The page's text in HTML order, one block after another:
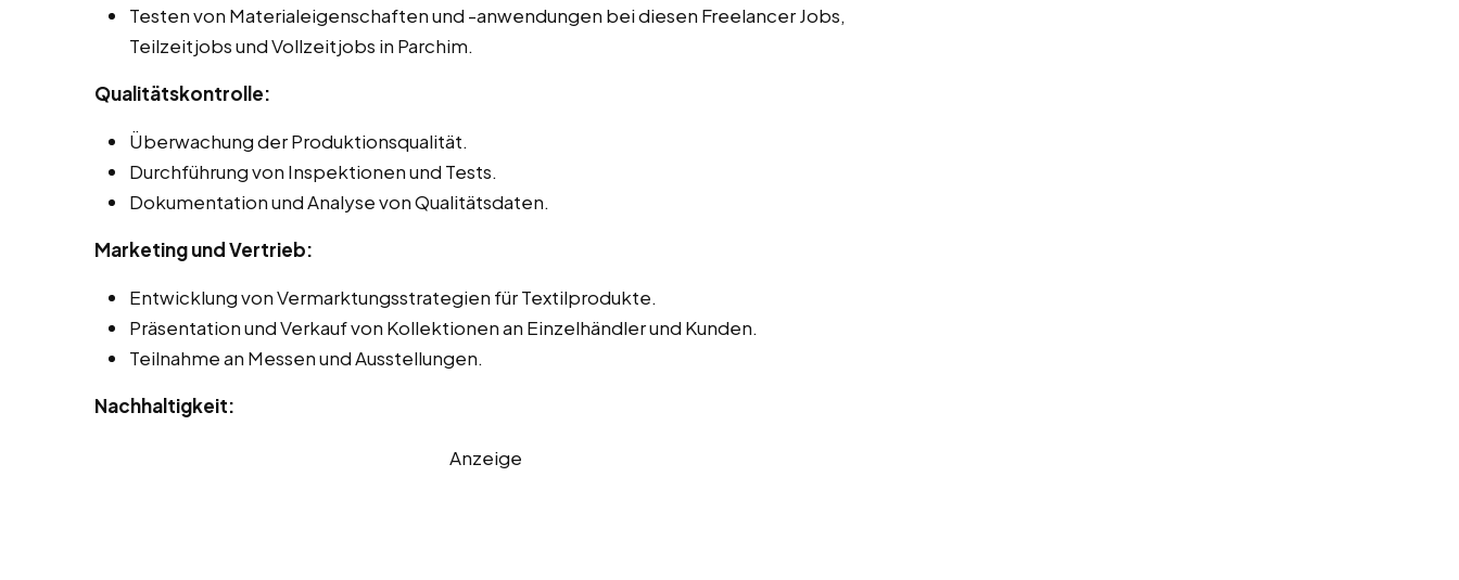
Testen von Materialeigenschaften und -anwendungen bei diesen Freelancer Jobs,
Teilzeitjobs und Vollzeitjobs in Parchim.
Qualitätskontrolle:
Überwachung der Produktionsqualität.
Durchführung von Inspektionen und Tests.
Dokumentation und Analyse von Qualitätsdaten.
Marketing und Vertrieb:
Entwicklung von Vermarktungsstrategien für Textilprodukte.
Präsentation und Verkauf von Kollektionen an Einzelhändler und Kunden.
Teilnahme an Messen und Ausstellungen.
Nachhaltigkeit:
Anzeige